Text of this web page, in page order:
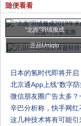
随便看看
“北面”羽绒服成
正品Uniqlo
日本的氢时代即将开
北京通App上线“数字
微信朋友圈广告太多
辛巴分析称，快手网
这几种技术将有可能